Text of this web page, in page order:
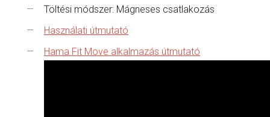
Töltési módszer: Mágneses csatlakozás
Használati útmutató
Hama Fit Move alkalmazás útmutató